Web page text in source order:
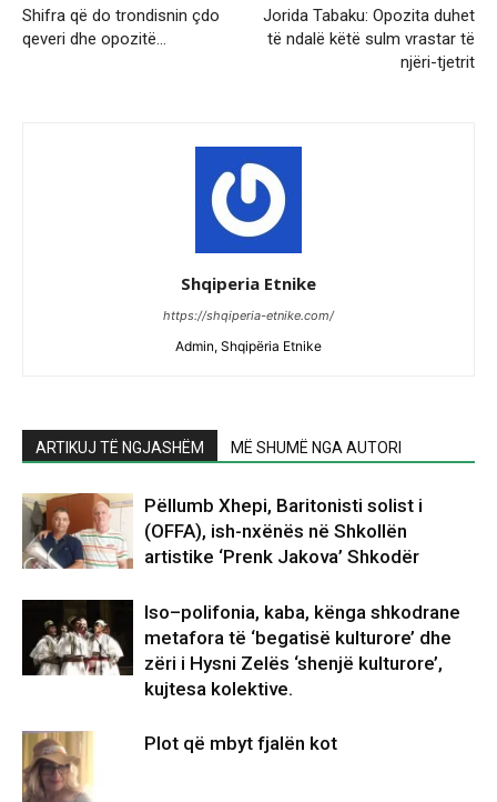
Shifra që do trondisnin çdo
qeveri dhe opozitë…
Jorida Tabaku: Opozita duhet
të ndalë këtë sulm vrastar të
njëri-tjetrit
Shqiperia Etnike
https://shqiperia-etnike.com/
Admin, Shqipëria Etnike
ARTIKUJ TË NGJASHËM MË SHUMË NGA AUTORI
Pëllumb Xhepi, Baritonisti solist i
(OFFA), ish-nxënës në Shkollën
artistike ‘Prenk Jakova’ Shkodër
Iso–polifonia, kaba, kënga shkodrane
metafora të ‘begatisë kulturore’ dhe
zëri i Hysni Zelës ‘shenjë kulturore’,
kujtesa kolektive.
Plot që mbyt fjalën kot